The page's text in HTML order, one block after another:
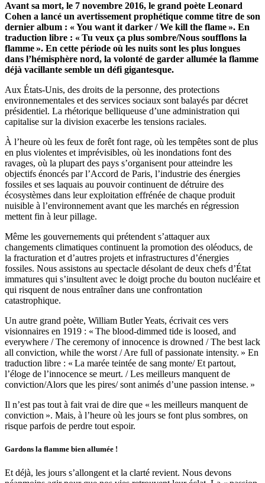
Avant sa mort, le 7 novembre 2016, le grand poète Leonard
Cohen a lancé un avertissement prophétique comme titre de son
dernier album : « You want it darker / We kill the flame ». En
traduction libre : « Tu veux ça plus sombre/Nous soufflons la
flamme ». En cette période où les nuits sont les plus longues
dans l’hémisphère nord, la volonté de garder allumée la flamme
déjà vacillante semble un défi gigantesque.
Aux États-Unis, des droits de la personne, des protections
environnementales et des services sociaux sont balayés par décret
présidentiel. La rhétorique belliqueuse d’une administration qui
capitalise sur la division exacerbe les tensions raciales.
À l’heure où les feux de forêt font rage, où les tempêtes sont de plus
en plus violentes et imprévisibles, où les inondations font des
ravages, où la plupart des pays s’organisent pour atteindre les
objectifs énoncés par l’Accord de Paris, l’industrie des énergies
fossiles et ses laquais au pouvoir continuent de détruire des
écosystèmes dans leur exploitation effrénée de chaque produit
nuisible à l’environnement avant que les marchés en régression
mettent fin à leur pillage.
Même les gouvernements qui prétendent s’attaquer aux
changements climatiques continuent la promotion des oléoducs, de
la fracturation et d’autres projets et infrastructures d’énergies
fossiles. Nous assistons au spectacle désolant de deux chefs d’État
immatures qui s’insultent avec le doigt proche du bouton nucléaire et
qui risquent de nous entraîner dans une confrontation
catastrophique.
Un autre grand poète, William Butler Yeats, écrivait ces vers
visionnaires en 1919 : « The blood-dimmed tide is loosed, and
everywhere / The ceremony of innocence is drowned / The best lack
all conviction, while the worst / Are full of passionate intensity. » En
traduction libre : « La marée teintée de sang monte/ Et partout,
l’éloge de l’innocence se meurt. / Les meilleurs manquent de
conviction/Alors que les pires/ sont animés d’une passion intense. »
Il n’est pas tout à fait vrai de dire que « les meilleurs manquent de
conviction ». Mais, à l’heure où les jours se font plus sombres, on
risque parfois de perdre tout espoir.
Gardons la flamme bien allumée !
Et déjà, les jours s’allongent et la clarté revient. Nous devons